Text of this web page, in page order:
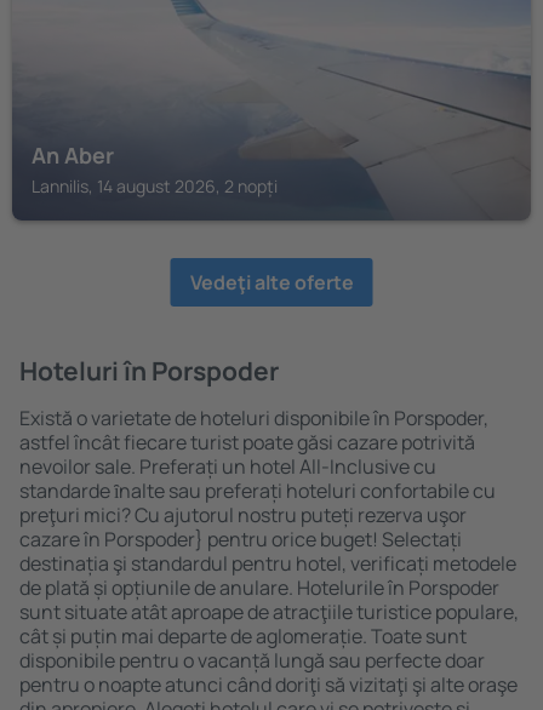
An Aber
Lannilis, 14 august 2026, 2 nopți
Vedeţi alte oferte
Hoteluri în Porspoder
Există o varietate de hoteluri disponibile în Porspoder,
astfel încât fiecare turist poate găsi cazare potrivită
nevoilor sale. Preferați un hotel All-Inclusive cu
standarde ȋnalte sau preferați hoteluri confortabile cu
preţuri mici? Cu ajutorul nostru puteți rezerva uşor
cazare în Porspoder} pentru orice buget! Selectați
destinația şi standardul pentru hotel, verificați metodele
de plată și opțiunile de anulare. Hotelurile în Porspoder
sunt situate atât aproape de atracţiile turistice populare,
cât și puțin mai departe de aglomerație. Toate sunt
disponibile pentru o vacanță lungă sau perfecte doar
pentru o noapte atunci când doriţi să vizitaţi şi alte oraşe